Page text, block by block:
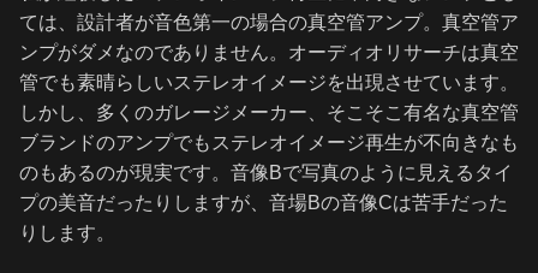
ては、設計者が音色第一の場合の真空管アンプ。真空管ア
ンプがダメなのでありません。オーディオリサーチは真空
管でも素晴らしいステレオイメージを出現させています。
しかし、多くのガレージメーカー、そこそこ有名な真空管
ブランドのアンプでもステレオイメージ再生が不向きなも
のもあるのが現実です。音像Bで写真のように見えるタイ
プの美音だったりしますが、音場Bの音像Cは苦手だった
りします。